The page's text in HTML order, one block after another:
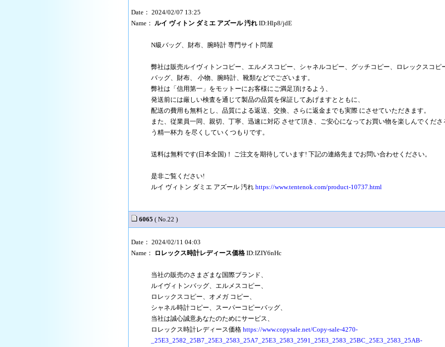
Date： 2024/02/07 13:25
Name： ルイ ヴィトン ダミエ アズール 汚れ ID:Hlp8/jdE
N級バッグ、財布、腕時計 専門サイト問屋
弊社は販売ルイヴィトンコピー、エルメスコピー、シャネルコピー、グッチコピー、ロレックスコピ
バッグ、財布、 小物、腕時計、靴類などでございます。
弊社は「信用第一」をモットーにお客様にご満足頂けるよう、
発送前には厳しい検査を通じて製品の品質を保証してあげますとともに、
配送の費用も無料とし、品質による返送、交換、さらに返金までも実際 にさせていただきます。
また、従業員一同、親切、丁寧、迅速に対応 させて頂き、ご安心になってお買い物を楽しんでくださ
う精一杯力 を尽くしていくつもりです。
送料は無料です(日本全国)！ ご注文を期待しています! 下記の連絡先までお問い合わせください。
是非ご覧ください!
ルイ ヴィトン ダミエ アズール 汚れ https://www.tentenok.com/product-10737.html
6065 ( No.22 )
Date： 2024/02/11 04:03
Name：
ロレックス時計レディース価格 ID:IZIY6nHc
当社の販売のさまざまな国際ブランド、
ルイヴィトンバッグ、エルメスコピー、
ロレックスコピー、オメガ コピー、
シャネル時計コピー、スーパーコピーバッグ、
当社は誠心誠意あなたのためにサービス、
ロレックス時計レディース価格 https://www.copysale.net/Copy-sale-4270-
_25E3_2582_25B7_25E3_2583_25A7_25E3_2583_2591_25E3_2583_25BC_25E3_2583_25AB-